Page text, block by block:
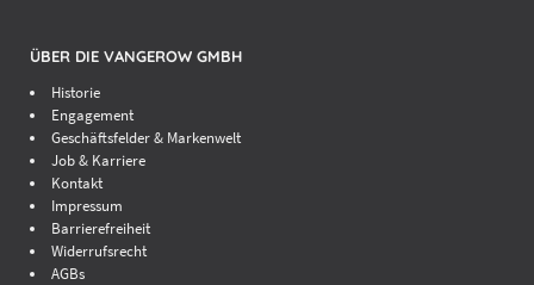
ÜBER DIE VANGEROW GMBH
Historie
Engagement
Geschäftsfelder & Markenwelt
Job & Karriere
Kontakt
Impressum
Barrierefreiheit
Widerrufsrecht
AGBs